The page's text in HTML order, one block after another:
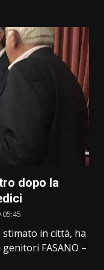
dopo la
05:45
in città, ha
FASANO –